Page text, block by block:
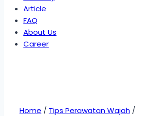
Article
FAQ
About Us
Career
Home / Tips Perawatan Wajah /